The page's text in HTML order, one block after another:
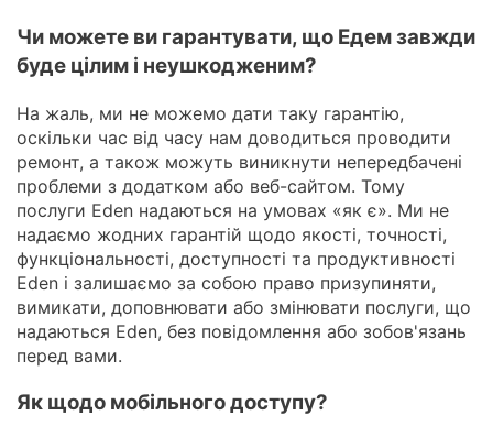
Чи можете ви гарантувати, що Едем завжди
буде цілим і неушкодженим?
На жаль, ми не можемо дати таку гарантію,
оскільки час від часу нам доводиться проводити
ремонт, а також можуть виникнути непередбачені
проблеми з додатком або веб-сайтом. Тому
послуги Eden надаються на умовах «як є». Ми не
надаємо жодних гарантій щодо якості, точності,
функціональності, доступності та продуктивності
Eden і залишаємо за собою право призупиняти,
вимикати, доповнювати або змінювати послуги, що
надаються Eden, без повідомлення або зобов'язань
перед вами.
Як щодо мобільного доступу?